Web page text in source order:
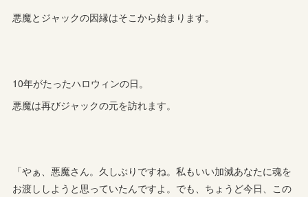
悪魔とジャックの因縁はそこから始まります。
10年がたったハロウィンの日。
悪魔は再びジャックの元を訪れます。
「やぁ、悪魔さん。久しぶりですね。私もいい加減あなたに魂を
お渡ししようと思っていたんですよ。でも、ちょうど今日、この